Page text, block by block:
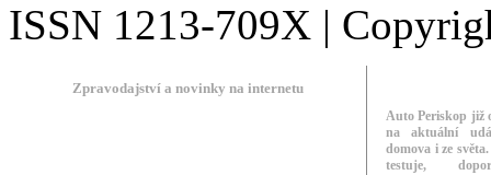
ISSN 1213-709X |
Zpravodajství a novinky na internetu
Auto Periskop již
na aktuální
domova i ze
testuje,